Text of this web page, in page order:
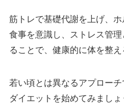
筋トレで基礎代謝を上げ、
食事を意識し、ストレス管
ることで、健康的に体を整え
若い頃とは異なるアプロー
ダイエットを始めてみましょ